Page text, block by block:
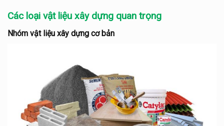
Các loại vật liệu xây dựng quan trọng
Nhóm vật liệu xây dựng cơ bản